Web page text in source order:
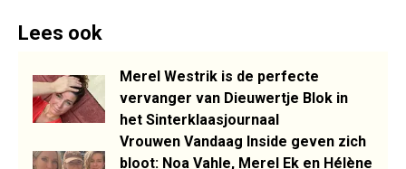
Lees ook
Merel Westrik is de perfecte
vervanger van Dieuwertje Blok in
het Sinterklaasjournaal
Vrouwen Vandaag Inside geven zich
bloot: Noa Vahle, Merel Ek en Hélène